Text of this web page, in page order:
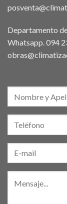
Departamento
Whatsapp.094